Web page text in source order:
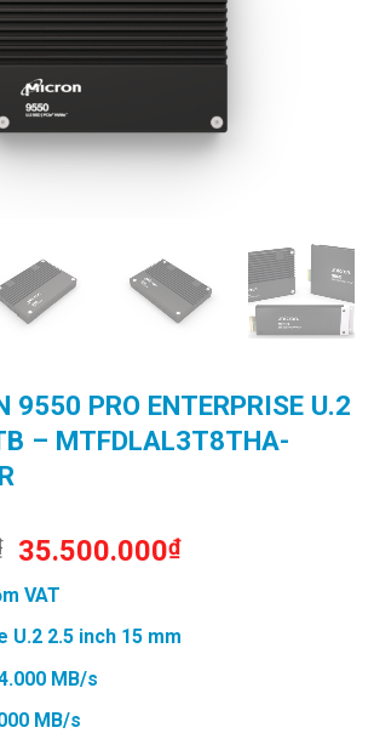
9550 PRO ENTERPRISE U.2
– MTFDLAL3T8THA-
Original
was:
48.000.000₫.
35.500.000₫Current
35.500.000₫.
VAT
U.2 2.5 inch 15 mm
MB/s
MB/s